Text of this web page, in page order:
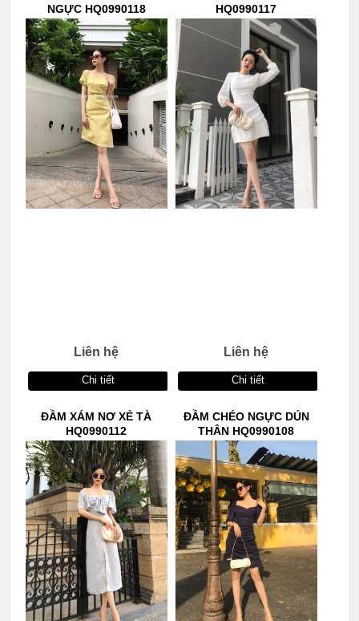
NGỰC HQ0990118
Liên hệ
Chi tiết
HQ0990117
Liên hệ
Chi tiết
ĐẦM XÁM NƠ XẺ TÀ
HQ0990112
ĐẦM CHÉO NGỰC DÚN
THÂN HQ0990108